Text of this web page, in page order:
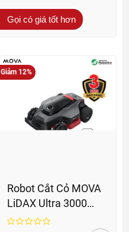
Gọi có giá tốt hơn
Giảm 12%
Robot Cắt Cỏ MOVA
LiDAX Ultra 3000
AWD - BH 36 Th